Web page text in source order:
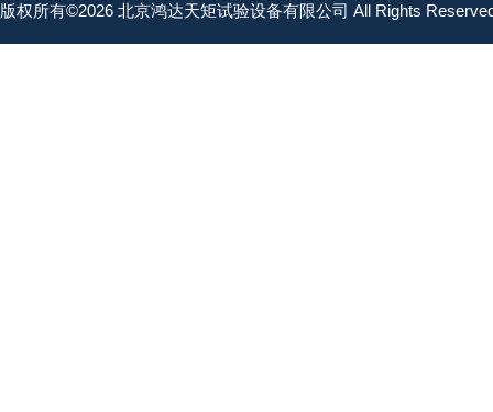
版权所有©2026 北京鸿达天矩试验设备有限公司 All Rights